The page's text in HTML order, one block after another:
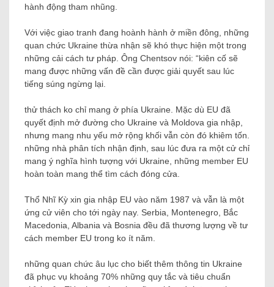
hành động tham nhũng.
Với việc giao tranh đang hoành hành ở miền đông, những
quan chức Ukraine thừa nhận sẽ khó thực hiện một trong
những cải cách tư pháp. Ông Chentsov nói: “kiên cố sẽ
mang được những vấn đề cần được giải quyết sau lúc
tiếng súng ngừng lại.
thử thách ko chỉ mang ở phía Ukraine. Mặc dù EU đã
quyết định mở đường cho Ukraine và Moldova gia nhập,
nhưng mang nhu yếu mở rộng khối vẫn còn đó khiêm tốn.
những nhà phân tích nhận định, sau lúc đưa ra một cử chỉ
mang ý nghĩa hình tượng với Ukraine, những member EU
hoàn toàn mang thể tìm cách đóng cửa.
Thổ Nhĩ Kỳ xin gia nhập EU vào năm 1987 và vẫn là một
ứng cử viên cho tới ngày nay. Serbia, Montenegro, Bắc
Macedonia, Albania và Bosnia đều đã thương lượng về tư
cách member EU trong ko ít năm.
những quan chức âu lục cho biết thêm thông tin Ukraine
đã phục vụ khoảng 70% những quy tắc và tiêu chuẩn